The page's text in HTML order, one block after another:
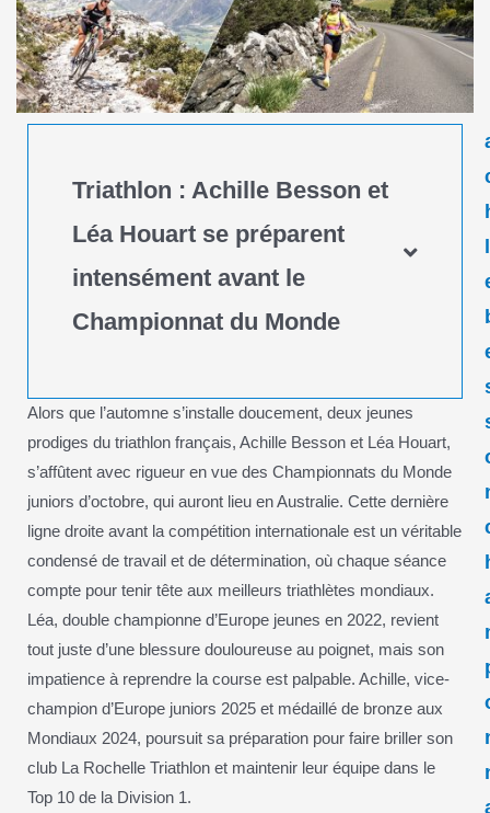
Triathlon : Achille Besson et
Léa Houart se préparent
intensément avant le
Championnat du Monde
Alors que l’automne s’installe doucement, deux jeunes
prodiges du triathlon français, Achille Besson et Léa Houart,
s’affûtent avec rigueur en vue des Championnats du Monde
juniors d’octobre, qui auront lieu en Australie. Cette dernière
ligne droite avant la compétition internationale est un véritable
condensé de travail et de détermination, où chaque séance
compte pour tenir tête aux meilleurs triathlètes mondiaux.
Léa, double championne d’Europe jeunes en 2022, revient
tout juste d’une blessure douloureuse au poignet, mais son
impatience à reprendre la course est palpable. Achille, vice-
champion d’Europe juniors 2025 et médaillé de bronze aux
Mondiaux 2024, poursuit sa préparation pour faire briller son
club La Rochelle Triathlon et maintenir leur équipe dans le
Top 10 de la Division 1.